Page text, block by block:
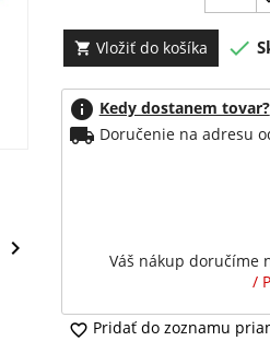

 Vložiť do košíka 
info Kedy dostanem tovar?
local_shipping Doručenie na adresu
Váš nákup doručíme
/
 Pridať do zoznamu